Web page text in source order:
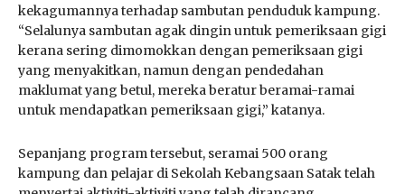
kekagumannya terhadap sambutan penduduk kampung.
“Selalunya sambutan agak dingin untuk pemeriksaan gigi
kerana sering dimomokkan dengan pemeriksaan gigi
yang menyakitkan, namun dengan pendedahan
maklumat yang betul, mereka beratur beramai-ramai
untuk mendapatkan pemeriksaan gigi,” katanya.
Sepanjang program tersebut, seramai 500 orang
kampung dan pelajar di Sekolah Kebangsaan Satak telah